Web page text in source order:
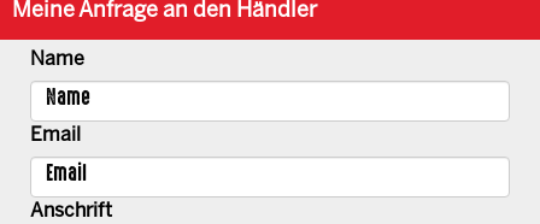
Meine Anfrage an den Händler
Name
Email
Anschrift